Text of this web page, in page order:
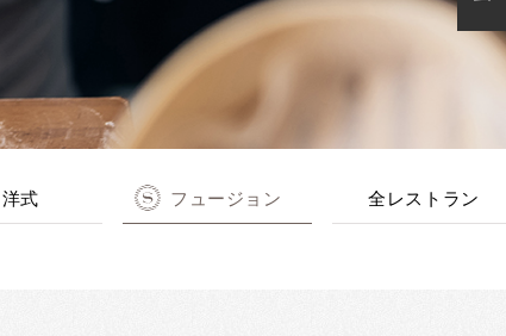
洋式 フュージョン 全レストラン